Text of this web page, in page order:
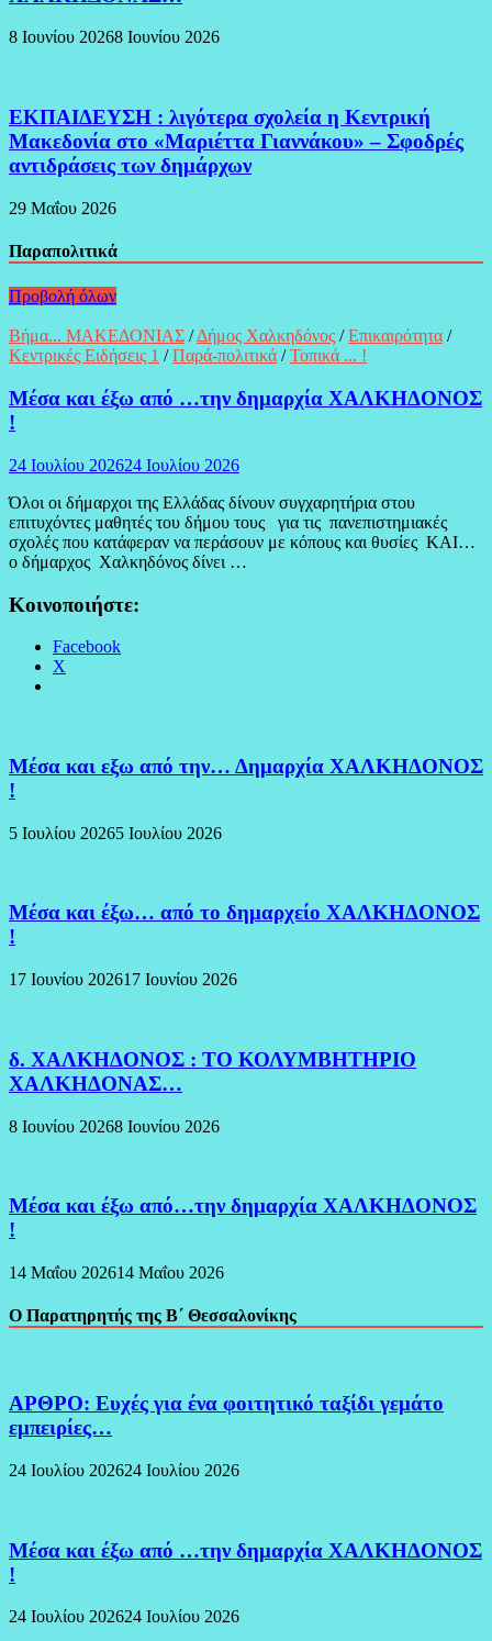
8 Ιουνίου 20268 Ιουνίου 2026
ΕΚΠΑΙΔΕΥΣΗ : λιγότερα σχολεία η Κεντρική
Μακεδονία στο «Μαριέττα Γιαννάκου» – Σφοδρές
αντιδράσεις των δημάρχων
29 Μαΐου 2026
Παραπολιτικά
Προβολή όλων
Βήμα... ΜΑΚΕΔΟΝΙΑΣ /Δήμος Χαλκηδόνος /Επικαιρότητα /
Κεντρικές Ειδήσεις 1 /Παρά-πολιτικά /Τοπικά ... !
Μέσα και έξω από …την δημαρχία ΧΑΛΚΗΔΟΝΟΣ
!
24 Ιουλίου 202624 Ιουλίου 2026
Όλοι οι δήμαρχοι της Ελλάδας δίνουν συγχαρητήρια στου
επιτυχόντες μαθητές του δήμου τους για τις πανεπιστημιακές
σχολές που κατάφεραν να περάσουν με κόπους και θυσίες ΚΑΙ…
ο δήμαρχος Χαλκηδόνος δίνει …
Κοινοποιήστε:
Facebook
X
Μέσα και εξω από την… Δημαρχία ΧΑΛΚΗΔΟΝΟΣ
!
5 Ιουλίου 20265 Ιουλίου 2026
Μέσα και έξω… από το δημαρχείο ΧΑΛΚΗΔΟΝΟΣ
!
17 Ιουνίου 202617 Ιουνίου 2026
δ. ΧΑΛΚΗΔΟΝΟΣ : ΤΟ ΚΟΛΥΜΒΗΤΗΡΙΟ
ΧΑΛΚΗΔΟΝΑΣ…
8 Ιουνίου 20268 Ιουνίου 2026
Μέσα και έξω από…την δημαρχία ΧΑΛΚΗΔΟΝΟΣ
!
14 Μαΐου 202614 Μαΐου 2026
Ο Παρατηρητής της Β΄ Θεσσαλονίκης
ΑΡΘΡΟ: Ευχές για ένα φοιτητικό ταξίδι γεμάτο
εμπειρίες…
24 Ιουλίου 202624 Ιουλίου 2026
Μέσα και έξω από …την δημαρχία ΧΑΛΚΗΔΟΝΟΣ
!
24 Ιουλίου 202624 Ιουλίου 2026